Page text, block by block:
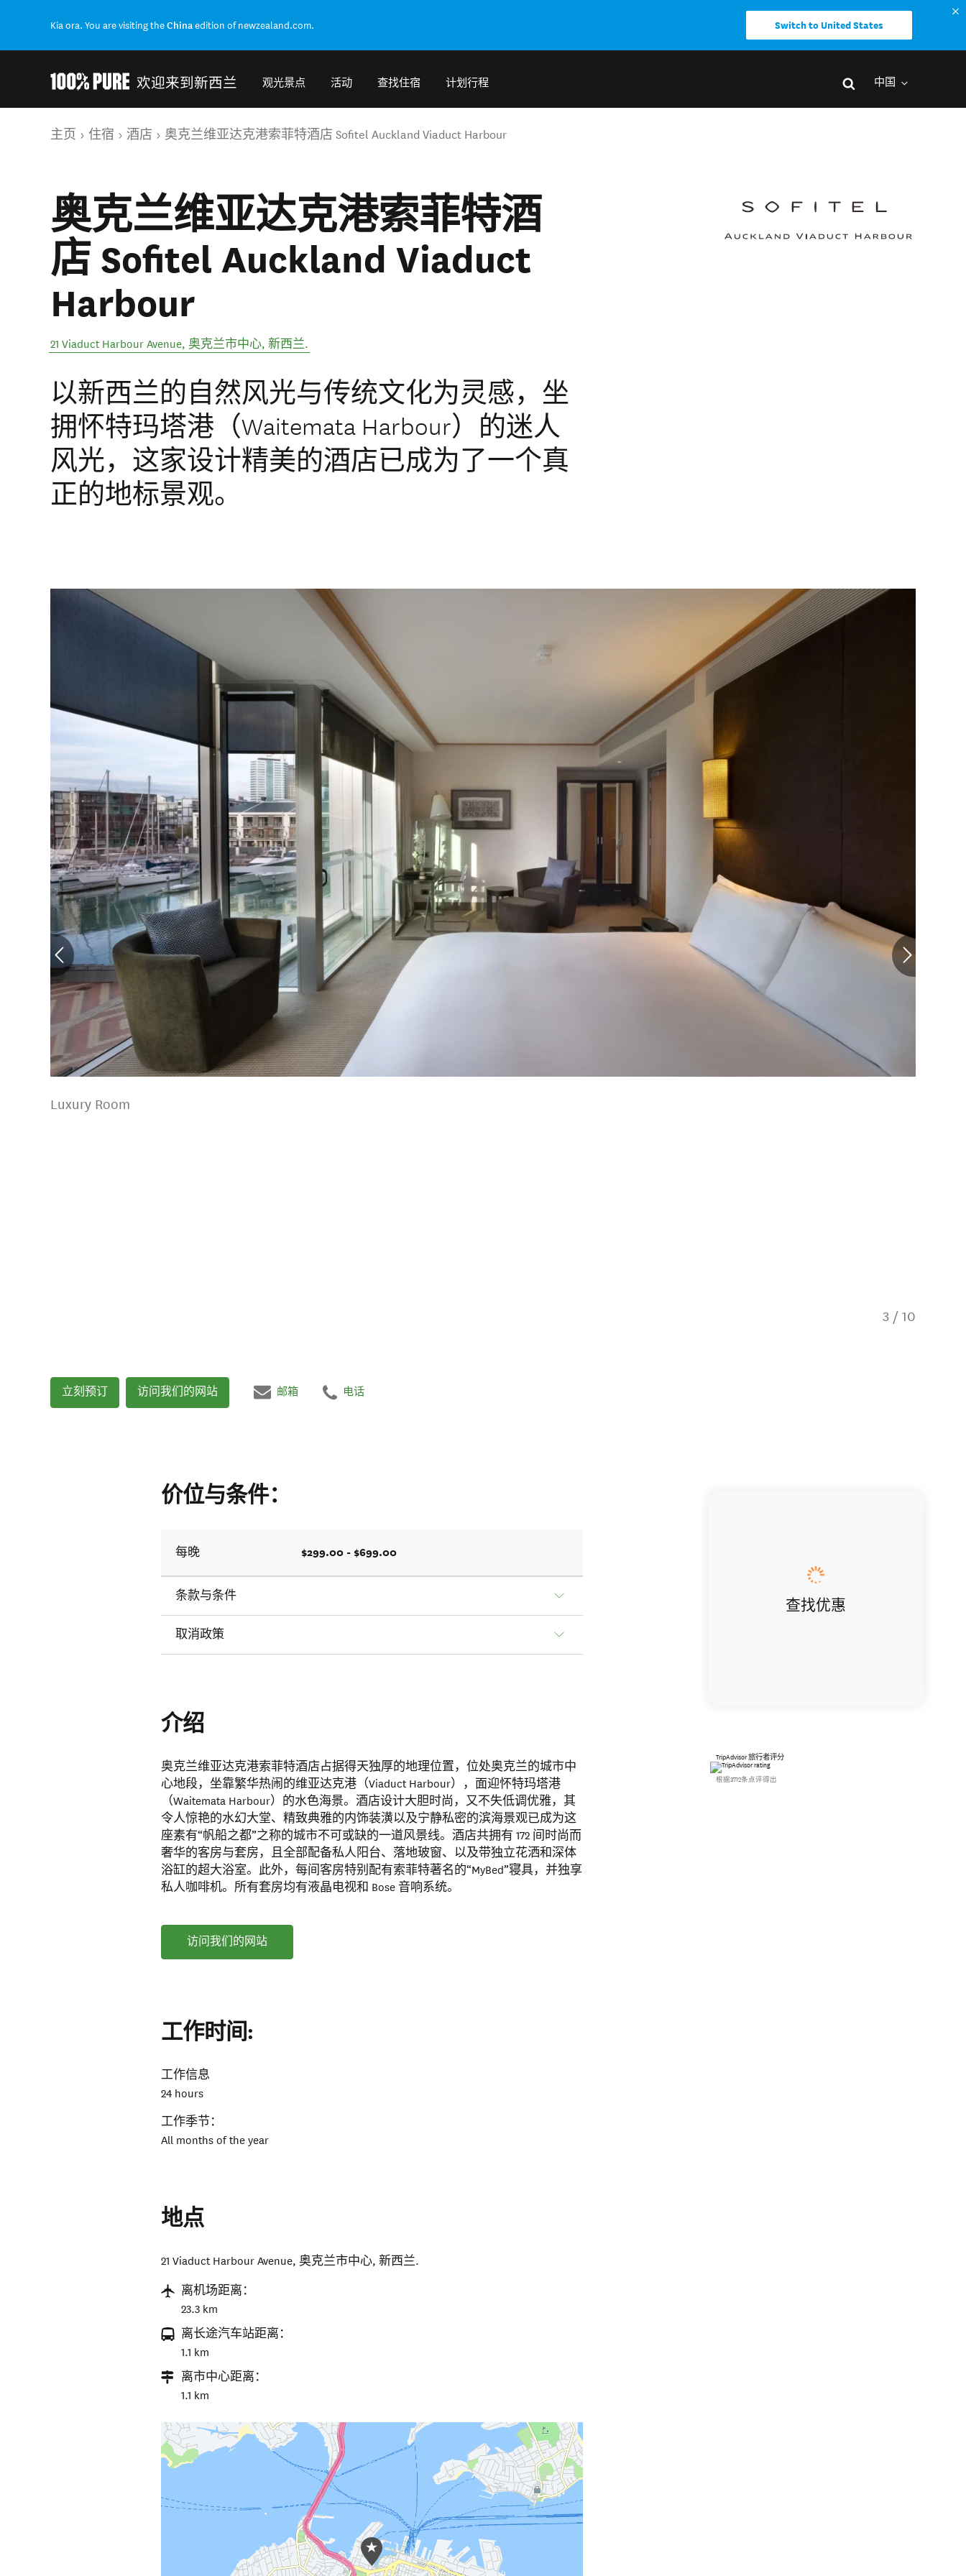
Kia ora. You are visiting theChinaedition of newzealand.com. Switch to United States
欢迎来到新西兰 观光景点 活动 查找住宿 计划行程 中国
你的位置
主页 住宿 酒店 奥克兰维亚达克港索菲特酒店 Sofitel Auckland Viaduct Harbour
奥克兰维亚达克港索菲特酒
店 Sofitel Auckland Viaduct
Harbour
21 Viaduct Harbour Avenue, 奥克兰市中心, 新西兰.
以新西兰的自然风光与传统文化为灵感，坐
拥怀特玛塔港（Waitemata Harbour）的迷人
风光，这家设计精美的酒店已成为了一个真
正的地标景观。
Luxury Room
3 / 10
立刻预订 访问我们的网站 邮箱 电话
价位与条件：
每晚 $299.00 - $699.00
条款与条件
取消政策
介绍
奥克兰维亚达克港索菲特酒店占据得天独厚的地理位置，位处奥克兰的城市中
心地段，坐靠繁华热闹的维亚达克港（Viaduct Harbour），面迎怀特玛塔港
（Waitemata Harbour）的水色海景。酒店设计大胆时尚，又不失低调优雅，其
令人惊艳的水幻大堂、精致典雅的内饰装潢以及宁静私密的滨海景观已成为这
座素有“帆船之都”之称的城市不可或缺的一道风景线。酒店共拥有 172 间时尚而
奢华的客房与套房，且全部配备私人阳台、落地玻窗、以及带独立花洒和深体
浴缸的超大浴室。此外，每间客房特别配有索菲特著名的“MyBed”寝具，并独享
私人咖啡机。所有套房均有液晶电视和 Bose 音响系统。
访问我们的网站
工作时间:
工作信息
24 hours
工作季节：
All months of the year
地点
21 Viaduct Harbour Avenue, 奥克兰市中心,新西兰.
离机场距离：
23.3 km
离长途汽车站距离：
1.1 km
离市中心距离：
1.1 km
查找优惠
TripAdvisor 旅行者评分
根据3712条点评得出